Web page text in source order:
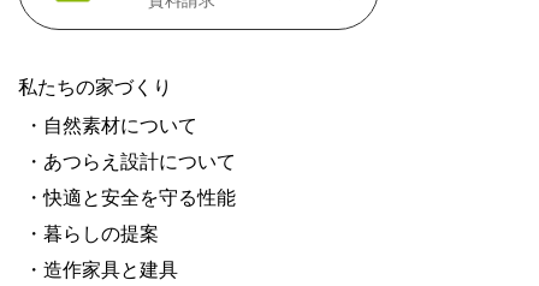
私たちの家づくり
・自然素材について
・あつらえ設計について
・快適と安全を守る性能
・暮らしの提案
・造作家具と建具